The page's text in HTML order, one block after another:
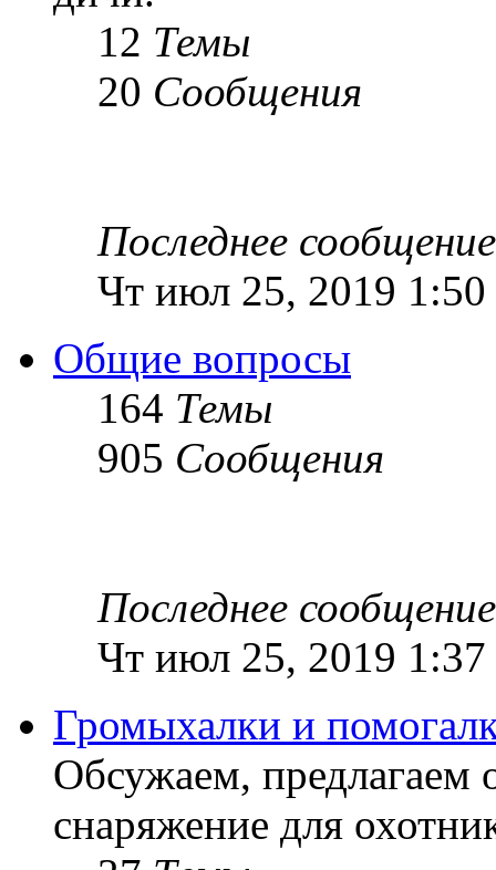
12 Темы
20 Сообщения
Последнее сообщение
Чт июл 25, 2019 1:50
Общие вопросы
164 Темы
905 Сообщения
Последнее сообщение
Чт июл 25, 2019 1:37
Громыхалки и
Обсужаем, предлагаем
снаряжение для